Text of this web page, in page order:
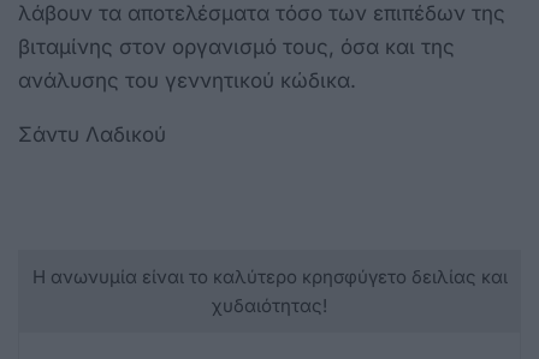
λάβουν τα αποτελέσματα τόσο των επιπέδων της
βιταμίνης στον οργανισμό τους, όσα και της
ανάλυσης του γεννητικού κώδικα.
Σάντυ Λαδικού
Η ανωνυμία είναι το καλύτερο κρησφύγετο δειλίας και
χυδαιότητας!